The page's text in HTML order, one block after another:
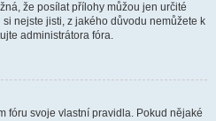
že posílat přílohy můžou jen určité
nejste jisti, z jakého důvodu nemůžete k
administrátora fóra.
fóru svoje vlastní pravidla. Pokud nějaké